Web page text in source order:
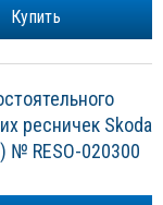
Купить
ресничек Skoda
№ RESO-020300